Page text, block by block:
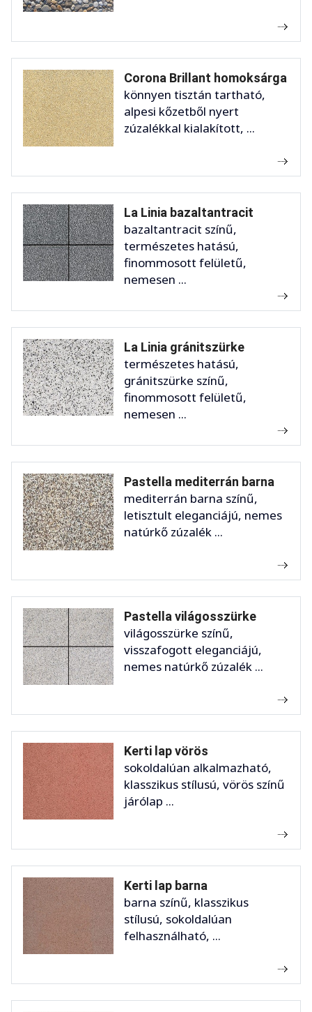
Corona Brillant homoksárga
könnyen tisztán tartható,
alpesi kőzetből nyert
zúzalékkal kialakított, ...
La Linia bazaltantracit
bazaltantracit színű,
természetes hatású,
finommosott felületű,
nemesen ...
La Linia gránitszürke
természetes hatású,
gránitszürke színű,
finommosott felületű,
nemesen ...
Pastella mediterrán barna
mediterrán barna színű,
letisztult eleganciájú, nemes
natúrkő zúzalék ...
Pastella világosszürke
világosszürke színű,
visszafogott eleganciájú,
nemes natúrkő zúzalék ...
Kerti lap vörös
sokoldalúan alkalmazható,
klasszikus stílusú, vörös színű
járólap ...
Kerti lap barna
barna színű, klasszikus
stílusú, sokoldalúan
felhasználható, ...